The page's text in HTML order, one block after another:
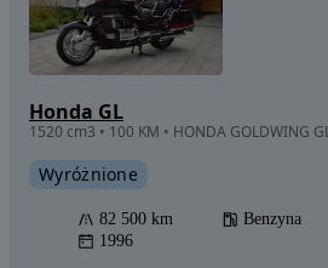
Honda GL
Wyróżnione
82 500 km Benzyna
1996